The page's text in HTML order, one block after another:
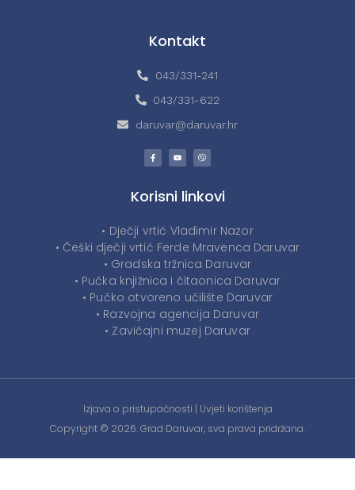
Kontakt
043/331-241
043/331-622
daruvar@daruvar.hr
Korisni linkovi
• Dječji vrtić Vladimir Nazor
• Češki dječji vrtić Ferde Mravenca Daruvar
• Gradska tržnica Daruvar
• Pučka knjižnica i čitaonica Daruvar
• Pučko otvoreno učilište Daruvar
• Razvojna agencija Daruvar
• Zavičajni muzej Daruvar
Izjava o pristupačnosti | Uvjeti korištenja
Copyright © 2026. Grad Daruvar, sva prava pridržana.